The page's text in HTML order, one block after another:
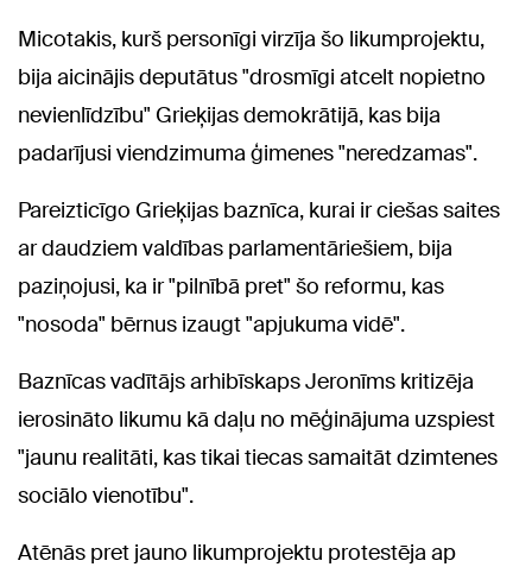
Micotakis, kurš personīgi virzīja šo likumprojektu,
bija aicinājis deputātus "drosmīgi atcelt nopietno
nevienlīdzību" Grieķijas demokrātijā, kas bija
padarījusi viendzimuma ģimenes "neredzamas".
Pareizticīgo Grieķijas baznīca, kurai ir ciešas saites
ar daudziem valdības parlamentāriešiem, bija
paziņojusi, ka ir "pilnībā pret" šo reformu, kas
"nosoda" bērnus izaugt "apjukuma vidē".
Baznīcas vadītājs arhibīskaps Jeronīms kritizēja
ierosināto likumu kā daļu no mēģinājuma uzspiest
"jaunu realitāti, kas tikai tiecas samaitāt dzimtenes
sociālo vienotību".
Atēnās pret jauno likumprojektu protestēja ap